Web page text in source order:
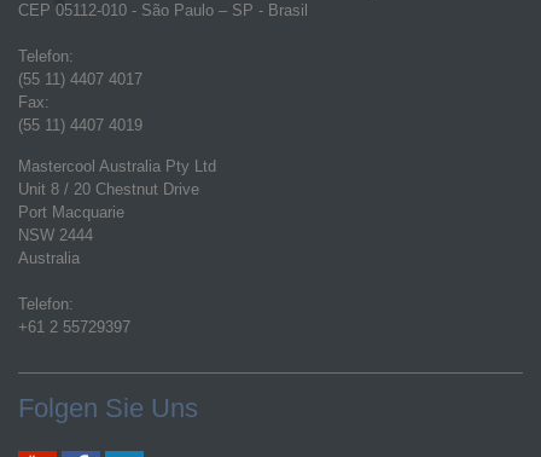
CEP 05112-010 - São Paulo – SP - Brasil
Telefon:
(55 11) 4407 4017
Fax:
(55 11) 4407 4019
Mastercool Australia Pty Ltd
Unit 8 / 20 Chestnut Drive
Port Macquarie
NSW 2444
Australia
Telefon:
+61 2 55729397
Folgen Sie Uns